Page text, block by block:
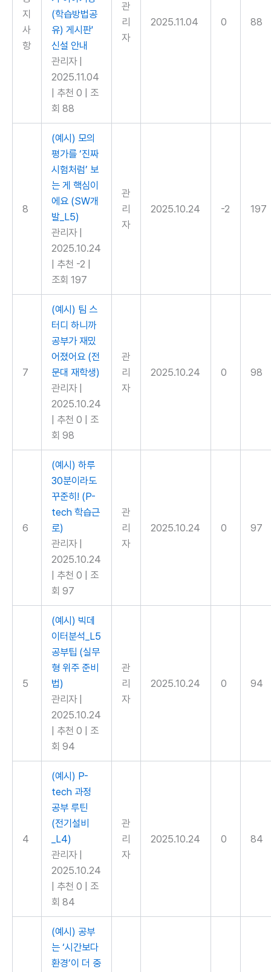
지
사
항
(학습방법공
유) 게시판'
신설 안내
관리자
2025.11.04
추천 0
조
회 88
관
리
자
2025.11.04 0 88
8
(예시) 모의
평가를 ‘진짜
시험처럼’ 보
는 게 핵심이
에요 (SW개
발_L5)
관리자
2025.10.24
추천 -2
조회 197
관
리
자
2025.10.24 -2 197
7
(예시) 팀 스
터디 하니까
공부가 재밌
어졌어요 (전
문대 재학생)
관리자
2025.10.24
추천 0
조
회 98
관
리
자
2025.10.24 0 98
6
(예시) 하루
30분이라도
꾸준히! (P-
tech 학습근
로)
관리자
2025.10.24
추천 0
조
회 97
관
리
자
2025.10.24 0 97
5
(예시) 빅데
이터분석_L5
공부팁 (실무
형 위주 준비
법)
관리자
2025.10.24
추천 0
조
회 94
관
리
자
2025.10.24 0 94
4
(예시) P-
tech 과정
공부 루틴
(전기설비
_L4)
관리자
2025.10.24
추천 0
조
회 84
관
리
자
2025.10.24 0 84
(예시) 공부
는 ‘시간보다
환경’이 더 중